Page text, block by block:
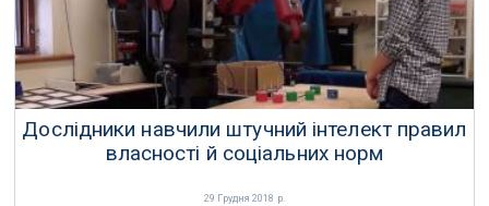
Дослідники навчили штучний інтелект правил
власності й соціальних норм
29 Грудня 2018 р.